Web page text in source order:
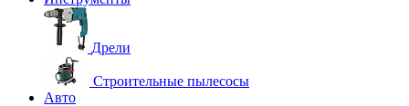
Дрели
Строительные пылесосы
Авто